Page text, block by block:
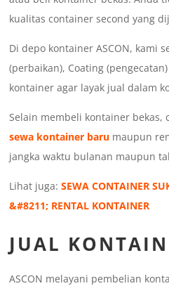
kualitas container second yang
Di depo kontainer ASCON, kami
(perbaikan), Coating
kontainer agar layak jual dalam
Selain membeli kontainer bekas,
sewa kontainer baru maupun
jangka waktu bulanan maupun
Lihat juga:SEWA CONTAINER
&#8211; RENTAL KONTAINER
JUAL
ASCON melayani pembelian